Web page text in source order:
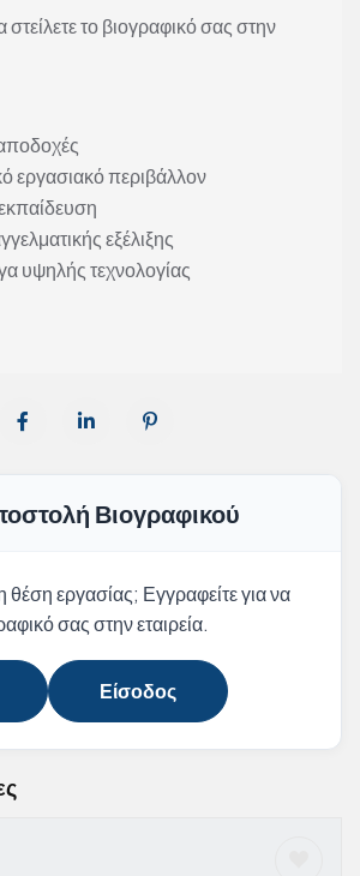
στείλετε το βιογραφικό σας στην
εργασιακό περιβάλλον
εξέλιξης
υψηλής τεχνολογίας
Βιογραφικού
θέση εργασίας; Εγγραφείτε για να
σας στην εταιρεία.
Είσοδος